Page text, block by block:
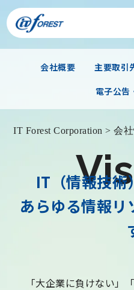
会社概要 主要取引
電子公告
IT Forest Corporation >会
IT（情報技術
あらゆる情報リ
「大企業に負けない」